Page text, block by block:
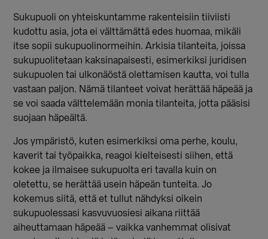
Sukupuoli on yhteiskuntamme rakenteisiin tiiviisti
kudottu asia, jota ei välttämättä edes huomaa, mikäli
itse sopii sukupuolinormeihin. Arkisia tilanteita, joissa
sukupuolitetaan kaksinapaisesti, esimerkiksi juridisen
sukupuolen tai ulkonäöstä olettamisen kautta, voi tulla
vastaan paljon. Nämä tilanteet voivat herättää häpeää ja
se voi saada välttelemään monia tilanteita, jotta pääsisi
suojaan häpeältä.
Jos ympäristö, kuten esimerkiksi oma perhe, koulu,
kaverit tai työpaikka, reagoi kielteisesti siihen, että
kokee ja ilmaisee sukupuolta eri tavalla kuin on
oletettu, se herättää usein häpeän tunteita. Jo
kokemus siitä, että et tullut nähdyksi oikein
sukupuolessasi kasvuvuosiesi aikana riittää
aiheuttamaan häpeää – vaikka vanhemmat olisivat